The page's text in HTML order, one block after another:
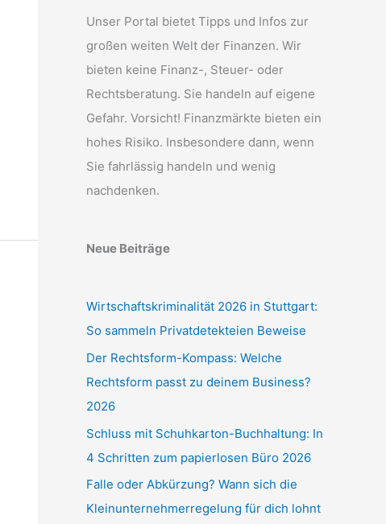
Unser Portal bietet Tipps und Infos zur
großen weiten Welt der Finanzen. Wir
bieten keine Finanz-, Steuer- oder
Rechtsberatung. Sie handeln auf eigene
Gefahr. Vorsicht! Finanzmärkte bieten ein
hohes Risiko. Insbesondere dann, wenn
Sie fahrlässig handeln und wenig
nachdenken.
Neue Beiträge
Wirtschaftskriminalität 2026 in Stuttgart:
So sammeln Privatdetekteien Beweise
Der Rechtsform-Kompass: Welche
Rechtsform passt zu deinem Business?
2026
Schluss mit Schuhkarton-Buchhaltung: In
4 Schritten zum papierlosen Büro 2026
Falle oder Abkürzung? Wann sich die
Kleinunternehmerregelung für dich lohnt